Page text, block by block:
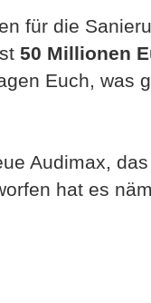
für die
50 Millionen
Euch, was
Audimax,
hat es